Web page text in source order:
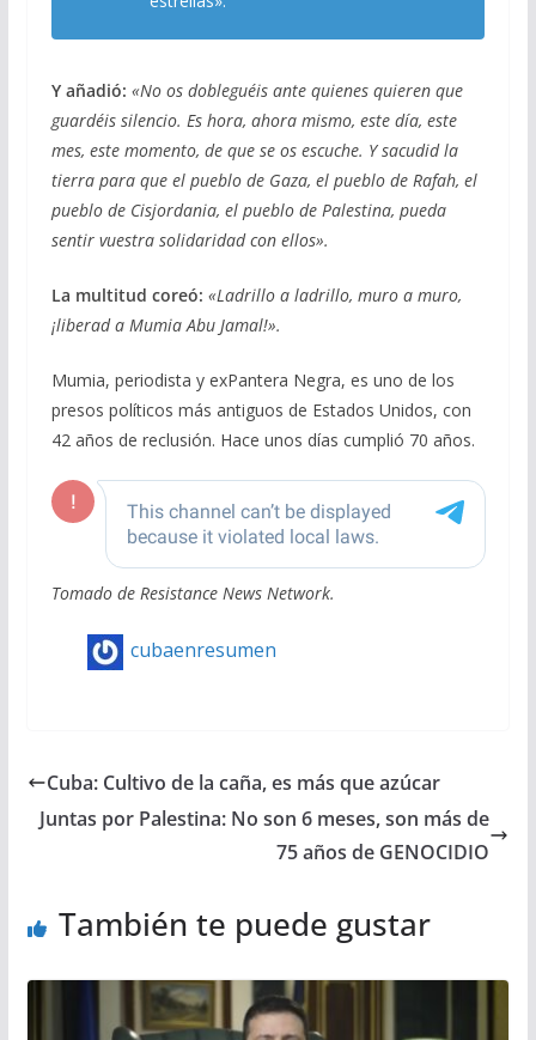
Y añadió: «No os dobleguéis ante quienes quieren que
guardéis silencio. Es hora, ahora mismo, este día, este
mes, este momento, de que se os escuche. Y sacudid la
tierra para que el pueblo de Gaza, el pueblo de Rafah, el
pueblo de Cisjordania, el pueblo de Palestina, pueda
sentir vuestra solidaridad con ellos».
La multitud coreó: «Ladrillo a ladrillo, muro a muro,
¡liberad a Mumia Abu Jamal!».
Mumia, periodista y exPantera Negra, es uno de los
presos políticos más antiguos de Estados Unidos, con
42 años de reclusión. Hace unos días cumplió 70 años.
Tomado de Resistance News Network.
cubaenresumen
Cuba: Cultivo de la caña, es más que azúcar
Juntas por Palestina: No son 6 meses, son más de
75 años de GENOCIDIO
También te puede gustar